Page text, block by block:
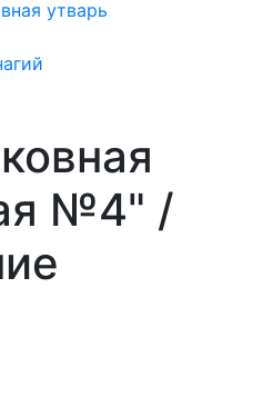
утварь
№4" /